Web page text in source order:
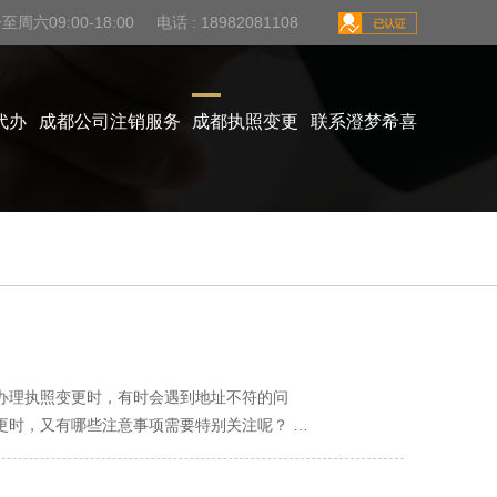
至周六09:00-18:00 电话 : 18982081108
办 成都公司注销服务 成都执照变更 联系澄梦希喜
执照变更时，有时会遇到地址不符的问
又有哪些注意事项需要特别关注呢？ 首